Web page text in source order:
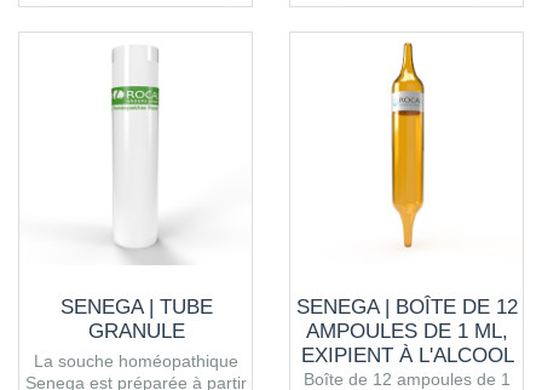
SENEGA | TUBE
GRANULE
La souche homéopathique
Senega est préparée à partir
SENEGA | BOÎTE DE 12
AMPOULES DE 1 ML,
EXIPIENT À L'ALCOOL
Boîte de 12 ampoules de 1